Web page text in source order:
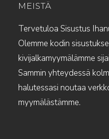
MEISTÄ
Tervetuloa Sisustus
Olemme kodin
kivijalkamyymälämme
Sammin yhteydessä
halutessasi noutaa
myymälästämme.